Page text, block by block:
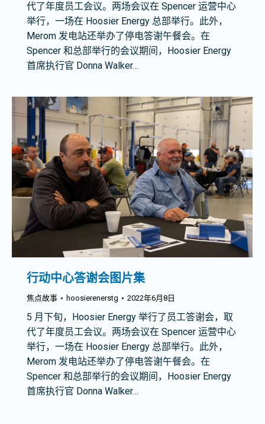
代了年度员工会议。两场会议在 Spencer 运营中心
举行，一场在 Hoosier Energy 总部举行。此外，
Merom 发电站还举办了停电答谢午餐会。在
Spencer 和总部举行的会议期间，Hoosier Energy
首席执行官 Donna Walker…
行动中心答谢会图片集
焦点故事 hoosierenerstg 2022年6月8日
5 月下旬，Hoosier Energy 举行了员工答谢会，取
代了年度员工会议。两场会议在 Spencer 运营中心
举行，一场在 Hoosier Energy 总部举行。此外，
Merom 发电站还举办了停电答谢午餐会。在
Spencer 和总部举行的会议期间，Hoosier Energy
首席执行官 Donna Walker…